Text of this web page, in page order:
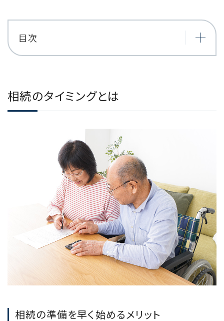
目次
相続のタイミングとは
相続の準備を早く始めるメリット